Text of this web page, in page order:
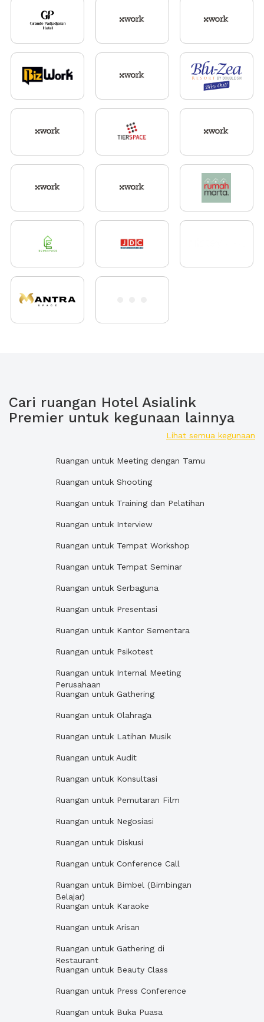
Cari ruangan Hotel Asialink
Premier untuk kegunaan lainnya
Lihat semua kegunaan
Ruangan untuk Meeting dengan Tamu
Ruangan untuk Shooting
Ruangan untuk Training dan Pelatihan
Ruangan untuk Interview
Ruangan untuk Tempat Workshop
Ruangan untuk Tempat Seminar
Ruangan untuk Serbaguna
Ruangan untuk Presentasi
Ruangan untuk Kantor Sementara
Ruangan untuk Psikotest
Ruangan untuk Internal Meeting
Perusahaan
Ruangan untuk Gathering
Ruangan untuk Olahraga
Ruangan untuk Latihan Musik
Ruangan untuk Audit
Ruangan untuk Konsultasi
Ruangan untuk Pemutaran Film
Ruangan untuk Negosiasi
Ruangan untuk Diskusi
Ruangan untuk Conference Call
Ruangan untuk Bimbel (Bimbingan
Belajar)
Ruangan untuk Karaoke
Ruangan untuk Arisan
Ruangan untuk Gathering di
Restaurant
Ruangan untuk Beauty Class
Ruangan untuk Press Conference
Ruangan untuk Buka Puasa